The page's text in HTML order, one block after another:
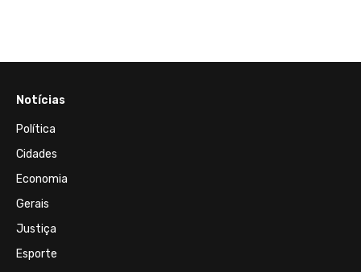
Notícias
Política
Cidades
Economia
Gerais
Justiça
Esporte